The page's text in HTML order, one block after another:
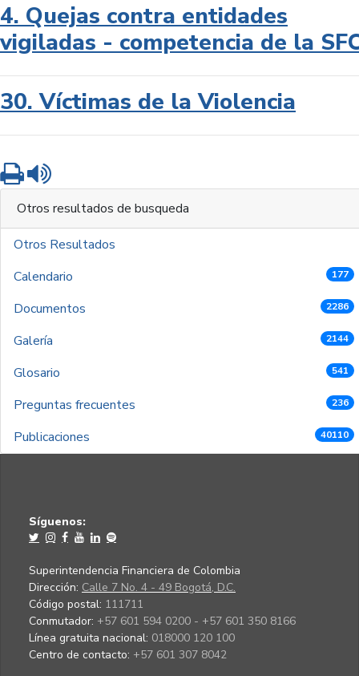
4. Quejas contra entidades
vigiladas - competencia de la
30. Víctimas de la Violencia
Imprimir
Otros resultados de busqueda
Otros Resultados
Calendario
177
Documentos 2286
Galería 2144
Glosario 541
Preguntas frecuentes 236
Publicaciones 40110
Síguenos:
Superintendencia Financiera de Colombia
Dirección: Calle 7 No. 4 - 49 Bogotá, D.C.
Código postal: 111711
Conmutador: +57 601 594 0200 - +57 601 350 8166
Línea gratuita nacional: 018000 120 100
Centro de contacto: +57 601 307 8042